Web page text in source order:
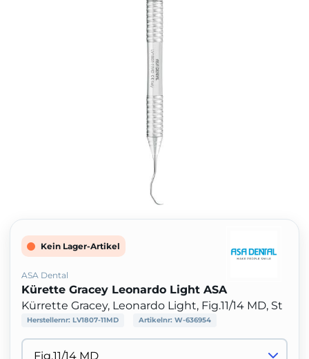
Kein Lager-Artikel
ASA Dental
Kürette Gracey Leonardo Light ASA
Kürrette Gracey, Leonardo Light, Fig.11/14 MD, St
Herstellernr: LV1807-11MD Artikelnr: W-636954